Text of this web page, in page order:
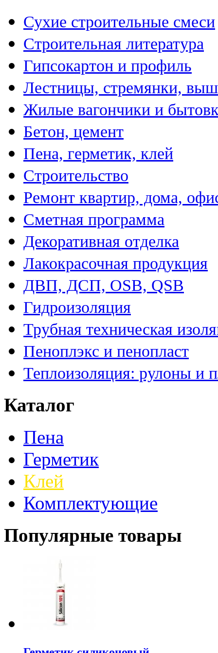
Сухие строительные смеси
Строительная литература
Гипсокартон и профиль
Лестницы, стремянки,
Жилые вагончики и
Бетон, цемент
Пена, герметик, клей
Строительство
Ремонт квартир, дома,
Сметная программа
Декоративная отделка
Лакокрасочная продукция
ДВП, ДСП, OSB, QSB
Гидроизоляция
Трубная техническая
Пеноплэкс и пенопласт
Теплоизоляция: рулоны и
Каталог
Пена
Герметик
Клей
Комплектующие
Популярные товары